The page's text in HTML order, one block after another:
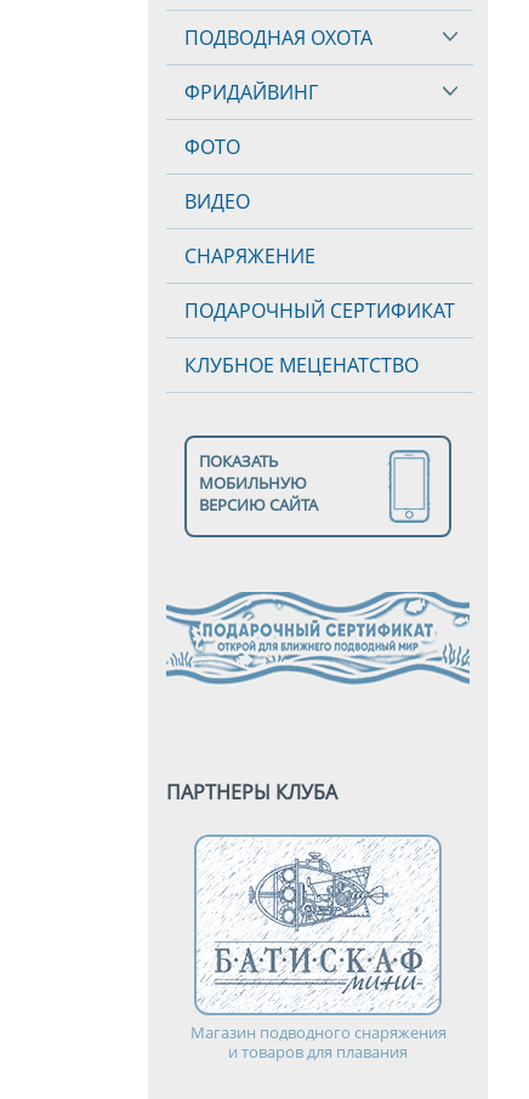
ПОДВОДНАЯ ОХОТА
ФРИДАЙВИНГ
ФОТО
ВИДЕО
СНАРЯЖЕНИЕ
ПОДАРОЧНЫЙ СЕРТИФИКАТ
КЛУБНОЕ МЕЦЕНАТСТВО
ПОКАЗАТЬ
МОБИЛЬНУЮ
ВЕРСИЮ САЙТА
ПАРТНЕРЫ КЛУБА
Магазин подводного снаряжения
и товаров для плавания